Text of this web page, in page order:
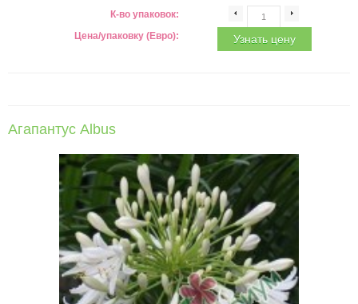
К-во упаковок:
Цена/упаковку (Евро):
Узнать цену
Агапантус Albus